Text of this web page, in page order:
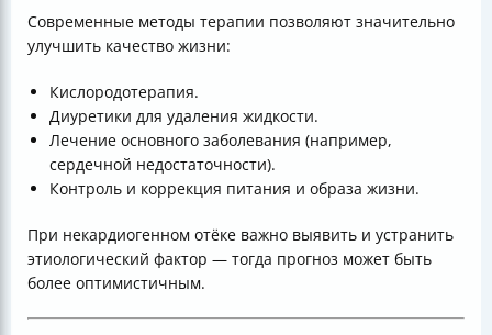
Современные методы терапии позволяют значительно
улучшить качество жизни:
Кислородотерапия.
Диуретики для удаления жидкости.
Лечение основного заболевания (например,
сердечной недостаточности).
Контроль и коррекция питания и образа жизни.
При некардиогенном отёке важно выявить и устранить
этиологический фактор — тогда прогноз может быть
более оптимистичным.